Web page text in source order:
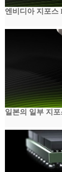
엔비디아 지포스
일본의 일부 지